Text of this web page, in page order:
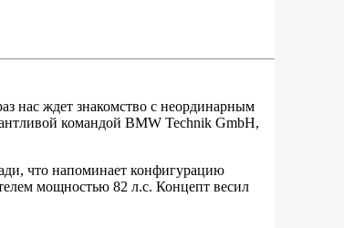
нас ждет знакомство с неординарным
командой BMW Technik GmbH,
что напоминает конфигурацию
мощностью 82 л.с. Концепт весил